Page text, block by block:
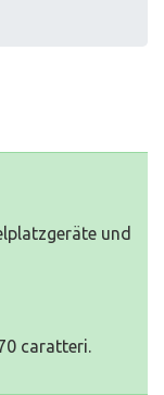
und
caratteri.